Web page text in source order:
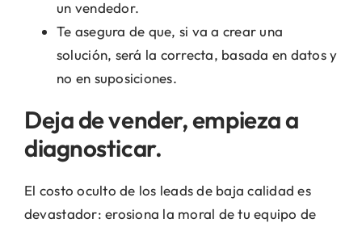
un vendedor.
Te asegura de que, si va a crear una
solución, será la correcta, basada en datos y
no en suposiciones.
Deja de vender, empieza a
diagnosticar.
El costo oculto de los leads de baja calidad es
devastador: erosiona la moral de tu equipo de